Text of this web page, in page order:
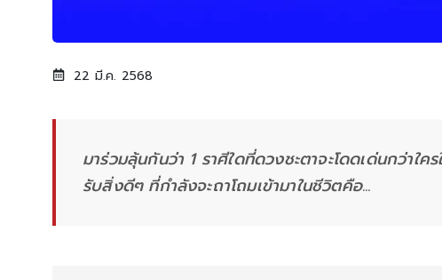
22 มี.ค. 2568
มาร่วมลุ้นกันว่า 1 ราศีใดที่ดวงชะตาจะโดดเด่นกว่าใค
รับสิ่งดีๆ ที่กำลังจะถาโถมเข้ามาในชีวิตคือ...